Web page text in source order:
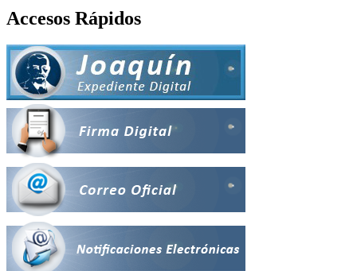
Accesos Rápidos